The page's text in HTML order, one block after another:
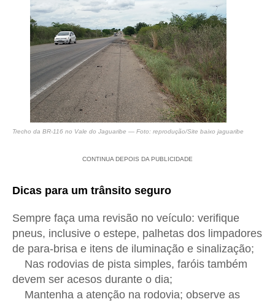
Trecho da BR-116 no Vale do Jaguaribe — Foto: reprodução/Site baixo jaguaribe
CONTINUA DEPOIS DA PUBLICIDADE
Dicas para um trânsito seguro
Sempre faça uma revisão no veículo: verifique
pneus, inclusive o estepe, palhetas dos limpadores
de para-brisa e itens de iluminação e sinalização;
Nas rodovias de pista simples, faróis também
devem ser acesos durante o dia;
Mantenha a atenção na rodovia; observe as